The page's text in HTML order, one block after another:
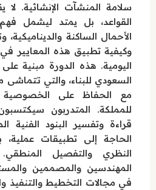
سلامة المنشآت الإنشائية.
القواعد، بل يمتد ليشمل
الأحمال الساكنة والديناميكية،
وكيفية تطبيق هذه المعايير
اليومية. هذه الدورة مبنية
السعودي للبناء، والتي تتماشى
مع الحفاظ على الخصوصية
للمملكة. المتدربون
قراءة وتفسير البنود الفنية
الحاجة إلى تطبيقات
النظري والتفصيل
المهندسين والمصممين
في مجالات التخطيط والتنفيذ